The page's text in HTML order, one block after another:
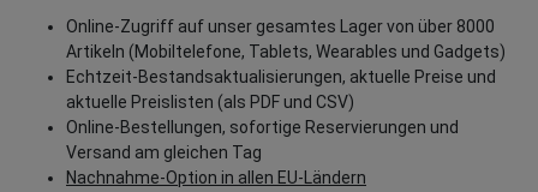
Online-Zugriff auf unser gesamtes Lager von über 8000
Artikeln (Mobiltelefone, Tablets, Wearables und Gadgets)
Echtzeit-Bestandsaktualisierungen, aktuelle Preise und
aktuelle Preislisten (als PDF und CSV)
Online-Bestellungen, sofortige Reservierungen und
Versand am gleichen Tag
Nachnahme-Option in allen EU-Ländern